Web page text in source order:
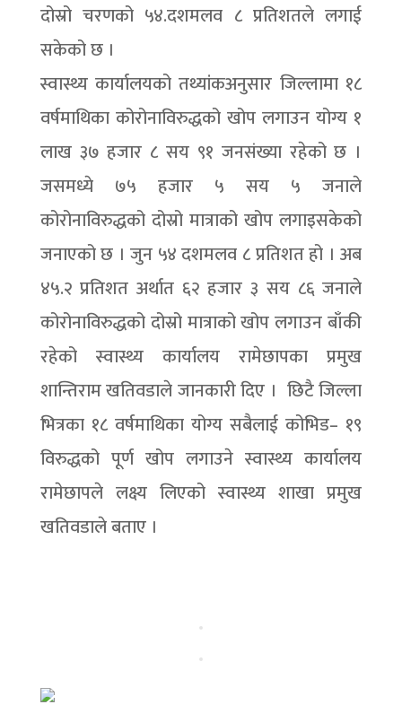
दोस्रो चरणको ५४.दशमलव ८ प्रतिशतले लगाई
सकेको छ ।
स्वास्थ्य कार्यालयको तथ्यांकअनुसार जिल्लामा १८
वर्षमाथिका कोरोनाविरुद्धको खोप लगाउन योग्य १
लाख ३७ हजार ८ सय ९१ जनसंख्या रहेको छ ।
जसमध्ये ७५ हजार ५ सय ५ जनाले
कोरोनाविरुद्धको दोस्रो मात्राको खोप लगाइसकेको
जनाएको छ । जुन ५४ दशमलव ८ प्रतिशत हो । अब
४५.२ प्रतिशत अर्थात ६२ हजार ३ सय ८६ जनाले
कोरोनाविरुद्धको दोस्रो मात्राको खोप लगाउन बाँकी
रहेको स्वास्थ्य कार्यालय रामेछापका प्रमुख
शान्तिराम खतिवडाले जानकारी दिए । छिटै जिल्ला
भित्रका १८ वर्षमाथिका योग्य सबैलाई कोभिड– १९
विरुद्धको पूर्ण खोप लगाउने स्वास्थ्य कार्यालय
रामेछापले लक्ष्य लिएको स्वास्थ्य शाखा प्रमुख
खतिवडाले बताए ।